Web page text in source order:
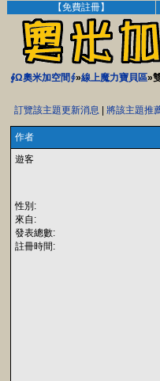
【免費註冊】
∮Ω奧米加空間∮»線上魔力寶貝區»
訂覽該主題更新消息 將該主題推
作者
遊客
性別:
來自:
發表總數:
註冊時間: